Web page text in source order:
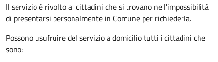
Il servizio è rivolto ai cittadini che si trovano nell'impossibilità
di presentarsi personalmente in Comune per richiederla.
Possono usufruire del servizio a domicilio tutti i cittadini che
sono: